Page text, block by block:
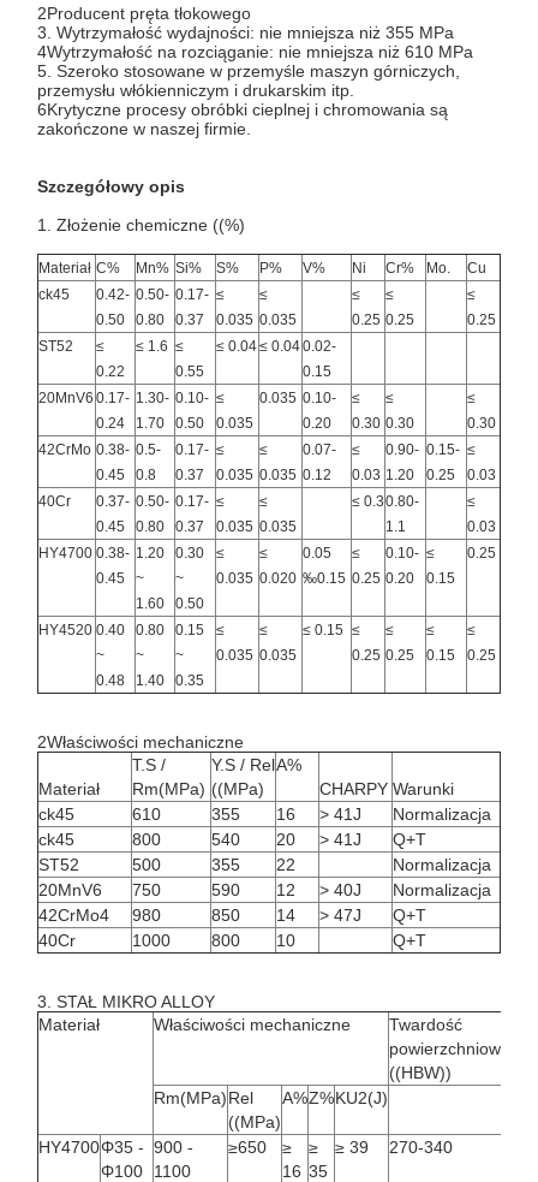
2Producent pręta tłokowego
3. Wytrzymałość wydajności: nie mniejsza niż 355 MPa
4Wytrzymałość na rozciąganie: nie mniejsza niż 610 MPa
5. Szeroko stosowane w przemyśle maszyn górniczych,
przemysłu włókienniczym i drukarskim itp.
6Krytyczne procesy obróbki cieplnej i chromowania są
zakończone w naszej firmie.
Szczegółowy opis
1. Złożenie chemiczne ((%)
Materiał C% Mn% Si% S% P% V% Ni Cr% Mo.
Cu
ck45
0.42-
0.50
0.50-
0.80
0.17-
0.37
≤
0.035
≤
0.035
≤
0.25
≤
0.25
≤
0.25
ST52
≤
0.22
≤ 1.6 ≤
0.55
≤ 0.04≤ 0.040.02-
0.15
20MnV6 0.17-
0.24
1.30-
1.70
0.10-
0.50
≤
0.035
0.035 0.10-
0.20
≤
0.30
≤
0.30
≤
0.30
42CrMo 0.38-
0.45
0.5-
0.8
0.17-
0.37
≤
0.035
≤
0.035
0.07-
0.12
≤
0.03
0.90-
1.20
0.15-
0.25
≤
0.03
40Cr
0.37-
0.45
0.50-
0.80
0.17-
0.37
≤
0.035
≤
0.035
≤ 0.30.80-
1.1
≤
0.03
HY4700 0.38-
0.45
1.20
~
1.60
0.30
~
0.50
≤
0.035
≤
0.020
0.05
‰0.15
≤
0.25
0.10-
0.20
≤
0.15
0.25
HY4520 0.40
~
0.48
0.80
~
1.40
0.15
~
0.35
≤
0.035
≤
0.035
≤ 0.15 ≤
0.25
≤
0.25
≤
0.15
≤
0.25
2Właściwości mechaniczne
Materiał
T.S /
Rm(MPa)
Y.S / Rel
((MPa)
A%
CHARPY Warunki
ck45
610 355 16 > 41J
Normalizacja
ck45
800 540 20 > 41J
Q+T
ST52
500 355 22
Normalizacja
20MnV6
750 590 12 > 40J
Normalizacja
42CrMo4
980 850 14 > 47J
Q+T
40Cr
1000 800 10 Q+T
3. STAŁ MIKRO ALLOY
Materiał
Właściwości mechaniczne
Twardość
powierzchniowa
((HBW))
Rm(MPa)Rel
((MPa)
A%Z%KU2(J)
HY4700Φ35 -
Φ100
900 -
1100
≥650
≥
16
≥
35
≥ 39 270-340